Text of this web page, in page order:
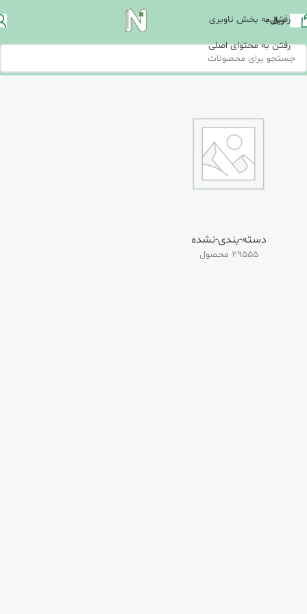
رفتن به بخش ناوبری
رفتن به محتوای اصلی
ریال0
دسته-بندی-نشده
29555 محصول